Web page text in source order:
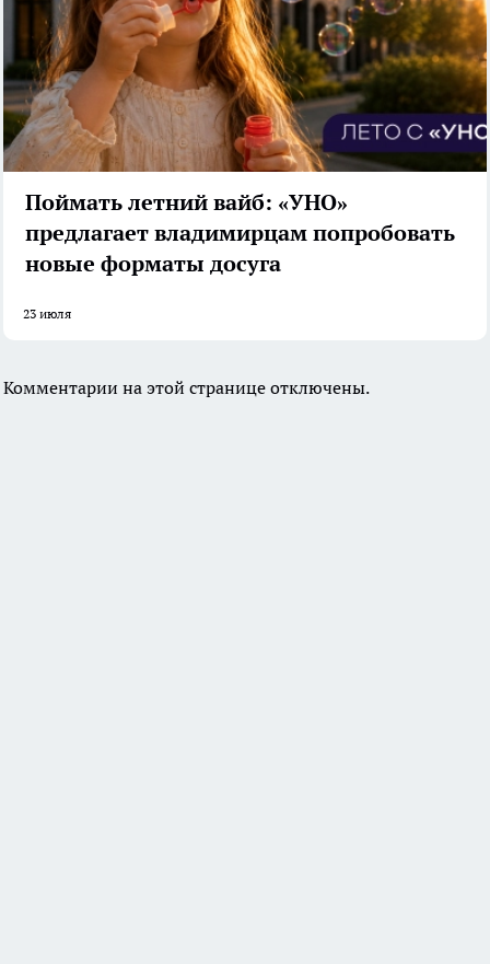
Поймать летний вайб: «УНО»
предлагает владимирцам попробовать
новые форматы досуга
23 июля
Комментарии на этой странице отключены.